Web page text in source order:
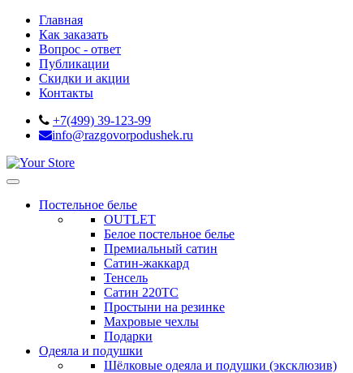
Главная
Как заказать
Вопрос - ответ
Публикации
Скидки и акции
Контакты
+7(499) 39-123-99
info@razgovorpodushek.ru
Постельное белье
OUTLET
Белое постельное белье
Премиальный сатин
Сатин-жаккард
Тенсель
Сатин 220ТС
Простыни на резинке
Махровые чехлы
Подарки
Одеяла и подушки
Шёлковые одеяла и подушки (эксклюзив)